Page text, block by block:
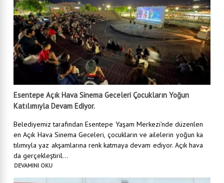
Esentepe Açık Hava Sinema Geceleri Çocukların Yoğun
Katılımıyla Devam Ediyor.
Belediyemiz tarafından Esentepe Yaşam Merkezi’nde düzenlen
en Açık Hava Sinema Geceleri, çocukların ve ailelerin yoğun ka
tılımıyla yaz akşamlarına renk katmaya devam ediyor. Açık hava
da gerçekleştiril...
DEVAMINI OKU